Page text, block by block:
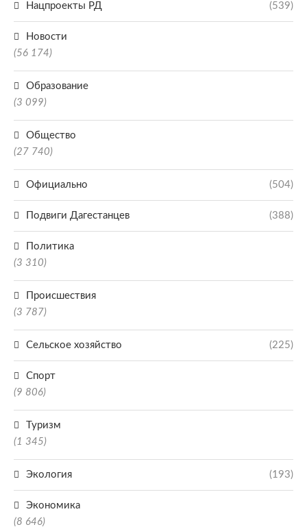
Нацпроекты РД (539)
Новости
(56 174)
Образование
(3 099)
Общество
(27 740)
Официально (504)
Подвиги Дагестанцев (388)
Политика
(3 310)
Происшествия
(3 787)
Сельское хозяйство (225)
Спорт
(9 806)
Туризм
(1 345)
Экология (193)
Экономика
(8 646)